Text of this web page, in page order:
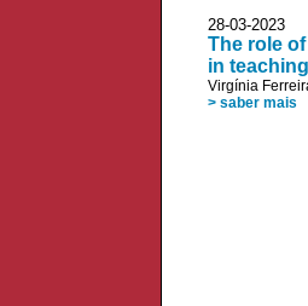
28-03-
The role
in
Virgínia
> saber mais